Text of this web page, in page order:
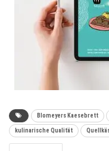
Blomeyers Kaesebrett
kulinarische Qualität